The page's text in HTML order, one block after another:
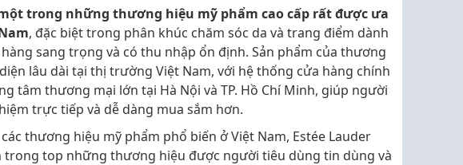
trong những thương hiệu mỹ phẩm cao cấp rất được ưa
, đặc biệt trong phân khúc chăm sóc da và trang điểm dành
sang trọng và có thu nhập ổn định. Sản phẩm của thương
lâu dài tại thị trường Việt Nam, với hệ thống cửa hàng chính
tâm thương mại lớn tại Hà Nội và TP. Hồ Chí Minh, giúp người
trực tiếp và dễ dàng mua sắm hơn.
thương hiệu mỹ phẩm phổ biến ở Việt Nam, Estée Lauder
trong top những thương hiệu được người tiêu dùng tin dùng và